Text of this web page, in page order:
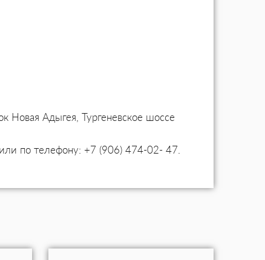
Новая Адыгея, Тургеневское шоссе
по телефону: +7 (906) 474-02- 47.